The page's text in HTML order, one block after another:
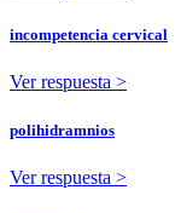
incompetencia cervical
Ver respuesta >
polihidramnios
Ver respuesta >